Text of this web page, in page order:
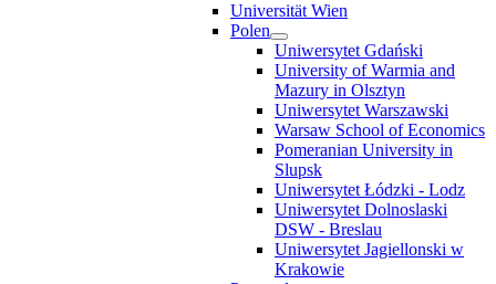
Universität Wien
Polen
Uniwersytet Gdański
University of Warmia and
Mazury in Olsztyn
Uniwersytet Warszawski
Warsaw School of Economics
Pomeranian University in
Slupsk
Uniwersytet Łódzki - Lodz
Uniwersytet Dolnoslaski
DSW - Breslau
Uniwersytet Jagiellonski w
Krakowie